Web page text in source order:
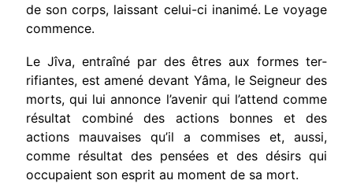
de son corps, laissant celui-ci inanimé. Le voyage
commence.
Le Jîva, entraîné par des êtres aux formes ter­
rifiantes, est amené devant Yâma, le Seigneur des
morts, qui lui annonce l’avenir qui l’attend comme
résultat combiné des actions bonnes et des
actions mauvaises qu’il a commises et, aussi,
comme résultat des pensées et des désirs qui
occu­paient son esprit au moment de sa mort.